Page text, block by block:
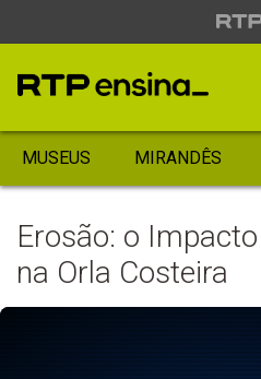
MUSEUS MIRANDÊS
Erosão: o
na Orla Costeira